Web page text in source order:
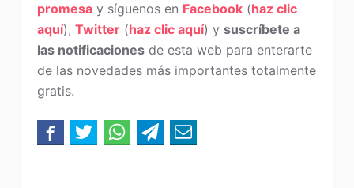
promesay síguenos en Facebook(haz clic
aquí), Twitter(haz clic aquí) y suscríbete a
las notificacionesde esta web para enterarte
de las novedades más importantes totalmente
gratis.